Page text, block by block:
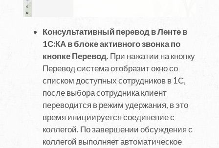
Консультативный перевод в Ленте в
1С:КА в блоке активного звонка по
кнопке Перевод. При нажатии на кнопку
Перевод система отобразит окно со
списком доступных сотрудников в 1С,
после выбора сотрудника клиент
переводится в режим удержания, в это
время инициируется соединение с
коллегой. По завершении обсуждения с
коллегой выполняет автоматическое